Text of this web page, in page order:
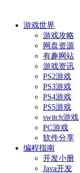
游戏世界
游戏攻略
网盘资源
有趣网站
游戏资讯
PS2游戏
PS3游戏
PS4游戏
PS5游戏
switch游戏
PC游戏
软件分享
编程指南
开发小册
Java开发